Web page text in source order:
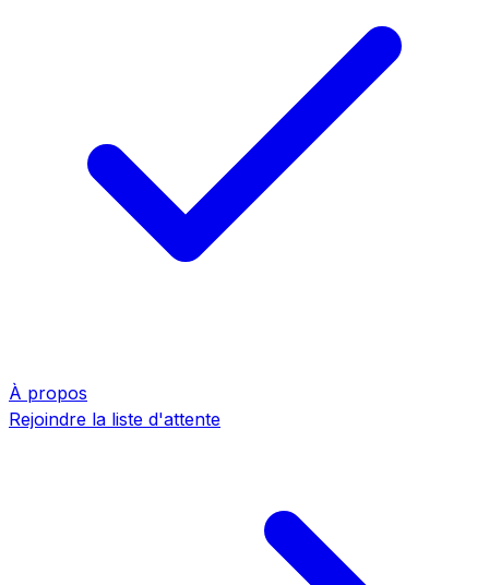
À propos
Rejoindre la liste d'attente